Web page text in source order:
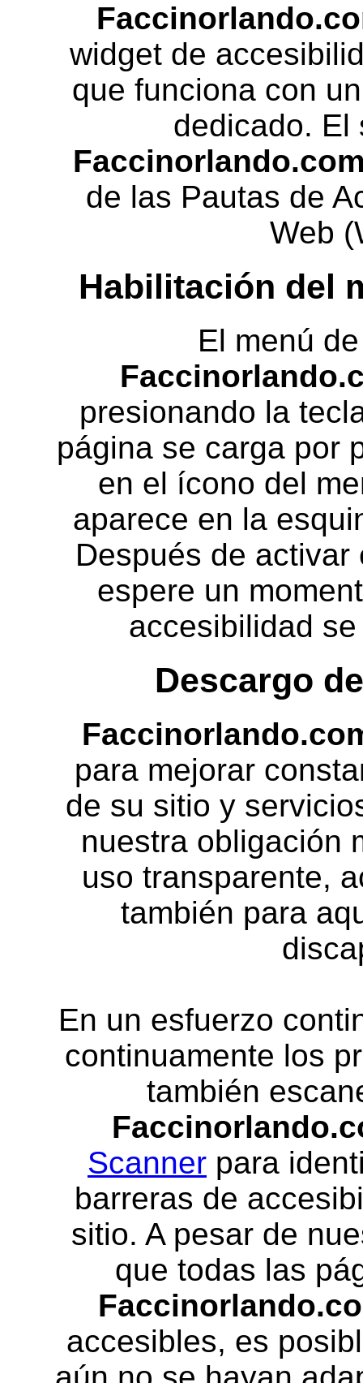
widget de
que funciona con
dedicado. El
de las Pautas de
Web
Habilitación del
El menú
presionando la
página se carga por
en el ícono del
aparece en la
Después de
espere un
accesibilidad
Descargo
para mejorar
de su sitio y
nuestra obligación
uso transparente,
también para
En un esfuerzo
continuamente los
también
Scanner para
barreras de
sitio. A pesar de
que todas las
accesibles, es